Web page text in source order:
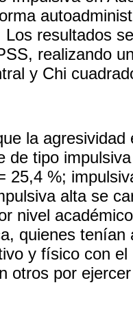
Los resultados
realizando
y Chi
la
de tipo
25,4 %;
alta se
nivel
quienes
y físico con
otros por